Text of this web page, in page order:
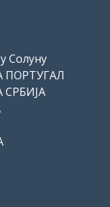
Солуну
ПОРТУГАЛ